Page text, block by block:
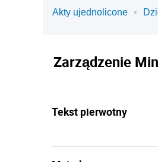
Akty ujednolicone
Zarządzenie
Tekst pierwotny